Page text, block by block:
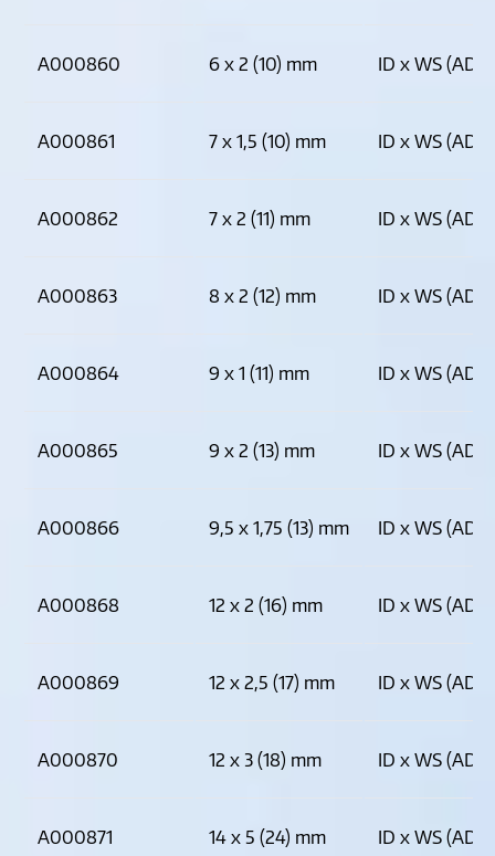
A000860 6 x 2 (10) mm ID x WS (AD)
A000861 7 x 1,5 (10) mm ID x WS (AD)
A000862 7 x 2 (11) mm ID x WS (AD)
A000863 8 x 2 (12) mm ID x WS (AD)
A000864 9 x 1 (11) mm ID x WS (AD)
A000865 9 x 2 (13) mm ID x WS (AD)
A000866 9,5 x 1,75 (13) mm ID x WS (AD)
A000868 12 x 2 (16) mm ID x WS (AD)
A000869 12 x 2,5 (17) mm ID x WS (AD)
A000870 12 x 3 (18) mm ID x WS (AD)
A000871 14 x 5 (24) mm ID x WS (AD)